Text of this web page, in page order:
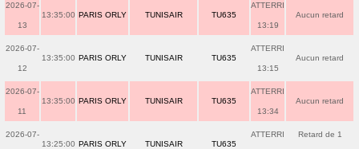
2026-07-
13
13:35:00 PARIS ORLY TUNISAIR TU635
ATTERRI
13:19
Aucun retard
2026-07-
12
13:35:00 PARIS ORLY TUNISAIR TU635
ATTERRI
13:15
Aucun retard
2026-07-
11
13:35:00 PARIS ORLY TUNISAIR TU635
ATTERRI
13:34
Aucun retard
2026-07-
13:25:00 PARIS ORLY TUNISAIR TU635
ATTERRI Retard de 1